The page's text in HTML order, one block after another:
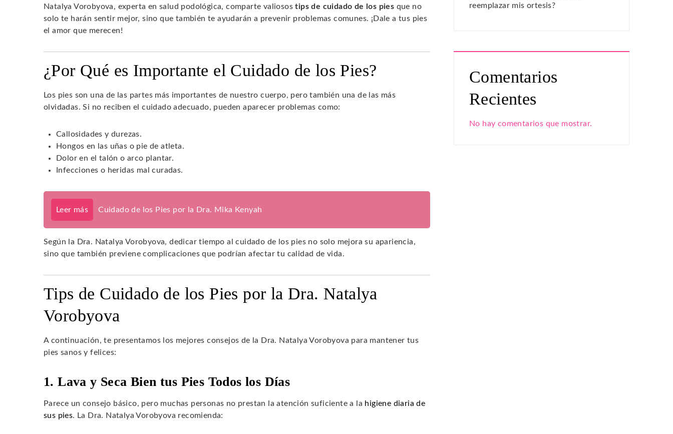
Natalya Vorobyova, experta en salud podológica, comparte valiosostips de cuidado de los pies que no
solo te harán sentir mejor, sino que también te ayudarán a prevenir problemas comunes. ¡Dale a tus pies
el amor que merecen!
¿Por Qué es Importante el Cuidado de los Pies?
Los pies son una de las partes más importantes de nuestro cuerpo, pero también una de las más
olvidadas. Si no reciben el cuidado adecuado, pueden aparecer problemas como:
Callosidades y durezas.
Hongos en las uñas o pie de atleta.
Dolor en el talón o arco plantar.
Infecciones o heridas mal curadas.
Leer más Cuidado de los Pies por la Dra. Mika Kenyah
Según la Dra. Natalya Vorobyova, dedicar tiempo al cuidado de los pies no solo mejora su apariencia,
sino que también previene complicaciones que podrían afectar tu calidad de vida.
Tips de Cuidado de los Pies por la Dra. Natalya
Vorobyova
A continuación, te presentamos los mejores consejos de la Dra. Natalya Vorobyova para mantener tus
pies sanos y felices:
1. Lava y Seca Bien tus Pies Todos los Días
Parece un consejo básico, pero muchas personas no prestan la atención suficiente a la higiene diaria de
sus pies. La Dra. Natalya Vorobyova recomienda:
reemplazar mis ortesis?
Comentarios
Recientes
No hay comentarios que mostrar.